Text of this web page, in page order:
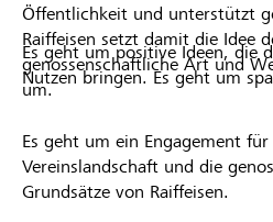
Öffentlichkeit und unterstützt
Raiffeisen setzt damit die Idee
genossenschaftliche Art und
um.
Es geht um positive Ideen, die
Nutzen bringen. Es geht um
Es geht um ein Engagement
Vereinslandschaft und die
Grundsätze von Raiffeisen.